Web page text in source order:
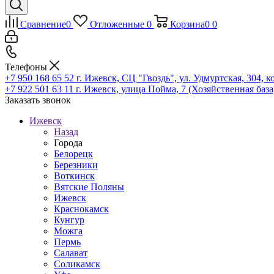
Сравнение0 Отложенные 0 Корзина0 0
Телефоны
+7 950 168 65 52 г. Ижевск, СЦ "Гвоздь", ул. Удмуртская, 304,
+7 922 501 63 11 г. Ижевск, улица Пойма, 7 (Хозяйственная
Заказать звонок
Ижевск
Назад
Города
Белорецк
Березники
Воткинск
Вятские Поляны
Ижевск
Краснокамск
Кунгур
Можга
Пермь
Салават
Соликамск